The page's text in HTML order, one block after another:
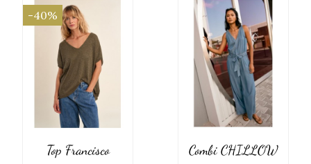
Top Francisco
-40%
Combi CHILLOW